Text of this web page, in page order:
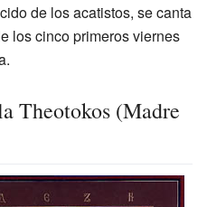
de los acatistos, se canta
los cinco primeros viernes
Theotokos (Madre